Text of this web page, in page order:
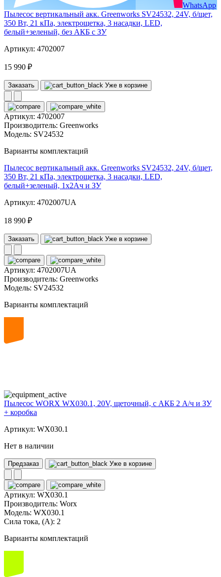
WhatsApp
Пылесос вертикальный акк. Greenworks SV24532, 24V, б/щет,
350 Вт, 21 кПа, электрощетка, 3 насадки, LED,
белый+зеленый, без АКБ с ЗУ
Артикул: 4702007
15 990 ₽
Заказать Уже в корзине
Артикул: 4702007
Производитель: Greenworks
Модель: SV24532
Варианты комплектаций
Пылесос вертикальный акк. Greenworks SV24532, 24V, б/щет,
350 Вт, 21 кПа, электрощетка, 3 насадки, LED,
белый+зеленый, 1х2Ач и ЗУ
Артикул: 4702007UA
18 990 ₽
Заказать Уже в корзине
Артикул: 4702007UA
Производитель: Greenworks
Модель: SV24532
Варианты комплектаций
Пылесос WORX WX030.1, 20V, щеточный, с АКБ 2 А/ч и ЗУ
+ коробка
Артикул: WX030.1
Нет в наличии
Предзаказ Уже в корзине
Артикул: WX030.1
Производитель: Worx
Модель: WX030.1
Сила тока, (А): 2
Варианты комплектаций